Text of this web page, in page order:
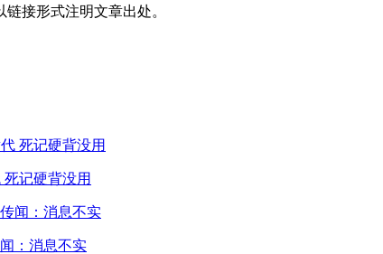
接形式注明文章出处。
记硬背没用
：消息不实